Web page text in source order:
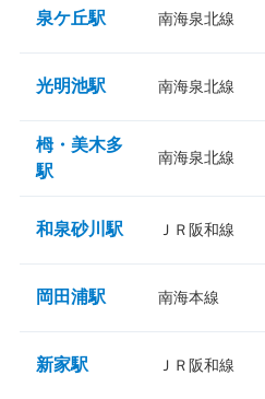
泉ケ丘駅 南海泉北線
光明池駅 南海泉北線
栂・美木多
駅
南海泉北線
和泉砂川駅 ＪＲ阪和線
岡田浦駅 南海本線
新家駅 ＪＲ阪和線